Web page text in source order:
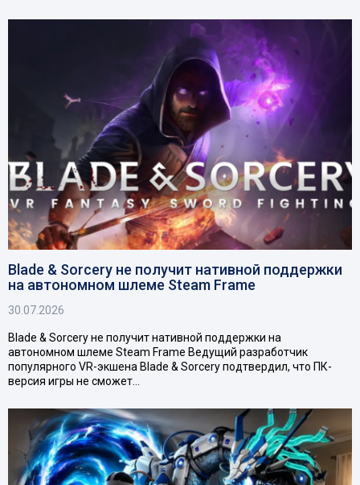
Blade & Sorcery не получит нативной поддержки
на автономном шлеме Steam Frame
30.07.2026
Blade & Sorcery не получит нативной поддержки на
автономном шлеме Steam Frame Ведущий разработчик
популярного VR-экшена Blade & Sorcery подтвердил, что ПК-
версия игры не сможет…